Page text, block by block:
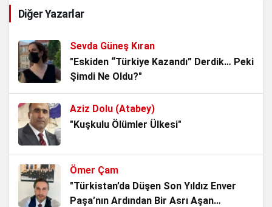
Taşımak mı, Ruhunu Yaşatmak mı?
Noter Çilesi, Makamı alan kendisini
Hukukun Üstünde Görüyor.
1 ay önce
Vesayetin Kurumsallaşması “ideal
1 ay önce
Denize hakim olan, istikbaline hakim
olur!
Diğer Yazarlar
Sevda Güneş Kıran
"Eskiden “Türkiye Kazandı” Derdik… Peki
Şimdi Ne Oldu?"
Aziz Dolu (Atabey)
"Kuşkulu Ölümler Ülkesi"
Ömer Çam
"Türkistan’da Düşen Son Yıldız Enver
Paşa’nın Ardından Bir Asrı Aşan